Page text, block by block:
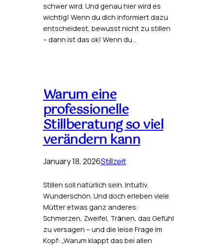
schwer wird. Und genau hier wird es
wichtig! Wenn du dich informiert dazu
entscheidest, bewusst nicht zu stillen
– dann ist das ok! Wenn du…
Warum eine
professionelle
Stillberatung so viel
verändern kann
January 18, 2026Stillzeit
Stillen soll natürlich sein. Intuitiv.
Wunderschön. Und doch erleben viele
Mütter etwas ganz anderes:
Schmerzen, Zweifel, Tränen, das Gefühl
zu versagen – und die leise Frage im
Kopf: „Warum klappt das bei allen